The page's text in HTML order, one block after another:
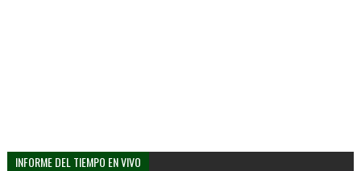
INFORME DEL TIEMPO EN VIVO